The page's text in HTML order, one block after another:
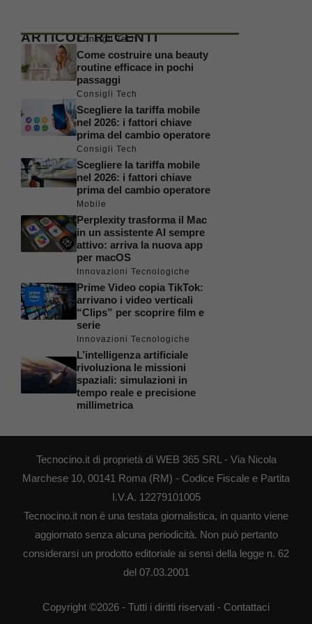
ARTICOLI RECENTI
Consigli Tech
Come costruire una beauty
routine efficace in pochi
passaggi
Consigli Tech
Scegliere la tariffa mobile
nel 2026: i fattori chiave
prima del cambio operatore
Consigli Tech
Scegliere la tariffa mobile
nel 2026: i fattori chiave
prima del cambio operatore
Mobile
Perplexity trasforma il Mac
in un assistente AI sempre
attivo: arriva la nuova app
per macOS
Innovazioni Tecnologiche
Prime Video copia TikTok:
arrivano i video verticali
“Clips” per scoprire film e
serie
Innovazioni Tecnologiche
L’intelligenza artificiale
rivoluziona le missioni
spaziali: simulazioni in
tempo reale e precisione
millimetrica
Tecnocino.it di proprietà di WEB 365 SRL - Via Nicola
Marchese 10, 00141 Roma (RM) - Codice Fiscale e Partita
I.V.A. 12279101005
Tecnocino.it non è una testata giornalistica, in quanto viene
aggiornato senza alcuna periodicità. Non può pertanto
considerarsi un prodotto editoriale ai sensi della legge n. 62
del 07.03.2001
Copyright ©2026 - Tutti i diritti riservati - Contattaci